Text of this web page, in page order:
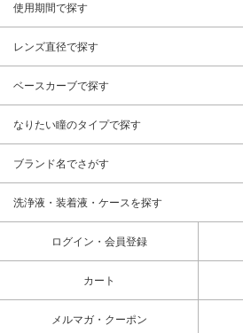
使用期間で探す
レンズ直径で探す
ベースカーブで探す
なりたい瞳のタイプで探す
ブランド名でさがす
洗浄液・装着液・ケースを探す
ログイン・会員登録
カート
メルマガ・クーポン